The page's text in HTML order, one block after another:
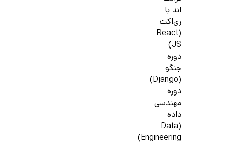
اند با
ری‌اکت
(React
JS)
دوره
جنگو
(Django)
دوره
مهندسی
داده
(Data
Engineering)